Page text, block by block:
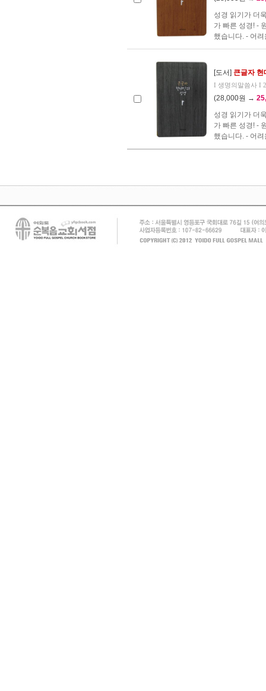
성경 읽기가 더
가 빠른 성경! -
했습니다. - 어려
[도서] 큰글자 현
I 생명의말씀사 I
(28,000원 →
성경 읽기가 더
가 빠른 성경! -
했습니다. - 어